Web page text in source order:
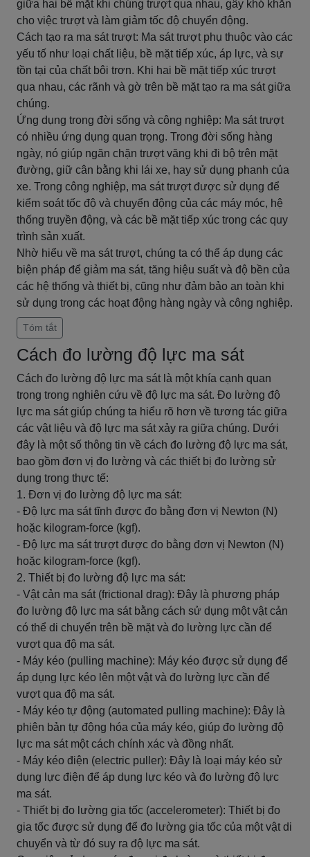
giữa hai bề mặt khi chúng trượt qua nhau, gây khó khăn
cho việc trượt và làm giảm tốc độ chuyển động.
Cách tạo ra ma sát trượt: Ma sát trượt phụ thuộc vào các
yếu tố như loại chất liệu, bề mặt tiếp xúc, áp lực, và sự
tồn tại của chất bôi trơn. Khi hai bề mặt tiếp xúc trượt
qua nhau, các rãnh và gờ trên bề mặt tạo ra ma sát giữa
chúng.
Ứng dụng trong đời sống và công nghiệp: Ma sát trượt
có nhiều ứng dụng quan trọng. Trong đời sống hàng
ngày, nó giúp ngăn chặn trượt văng khi đi bộ trên mặt
đường, giữ cân bằng khi lái xe, hay sử dụng phanh của
xe. Trong công nghiệp, ma sát trượt được sử dụng để
kiểm soát tốc độ và chuyển động của các máy móc, hệ
thống truyền động, và các bề mặt tiếp xúc trong các quy
trình sản xuất.
Nhờ hiểu về ma sát trượt, chúng ta có thể áp dụng các
biện pháp để giảm ma sát, tăng hiệu suất và độ bền của
các hệ thống và thiết bị, cũng như đảm bảo an toàn khi
sử dụng trong các hoạt động hàng ngày và công nghiệp.
Tóm tắt
Cách đo lường độ lực ma sát
Cách đo lường độ lực ma sát là một khía cạnh quan
trọng trong nghiên cứu về độ lực ma sát. Đo lường độ
lực ma sát giúp chúng ta hiểu rõ hơn về tương tác giữa
các vật liệu và độ lực ma sát xảy ra giữa chúng. Dưới
đây là một số thông tin về cách đo lường độ lực ma sát,
bao gồm đơn vị đo lường và các thiết bị đo lường sử
dụng trong thực tế:
1. Đơn vị đo lường độ lực ma sát:
- Độ lực ma sát tĩnh được đo bằng đơn vị Newton (N)
hoặc kilogram-force (kgf).
- Độ lực ma sát trượt được đo bằng đơn vị Newton (N)
hoặc kilogram-force (kgf).
2. Thiết bị đo lường độ lực ma sát:
- Vật cản ma sát (frictional drag): Đây là phương pháp
đo lường độ lực ma sát bằng cách sử dụng một vật cản
có thể di chuyển trên bề mặt và đo lường lực cần để
vượt qua độ ma sát.
- Máy kéo (pulling machine): Máy kéo được sử dụng để
áp dụng lực kéo lên một vật và đo lường lực cần để
vượt qua độ ma sát.
- Máy kéo tự động (automated pulling machine): Đây là
phiên bản tự động hóa của máy kéo, giúp đo lường độ
lực ma sát một cách chính xác và đồng nhất.
- Máy kéo điện (electric puller): Đây là loại máy kéo sử
dụng lực điện để áp dụng lực kéo và đo lường độ lực
ma sát.
- Thiết bị đo lường gia tốc (accelerometer): Thiết bị đo
gia tốc được sử dụng để đo lường gia tốc của một vật di
chuyển và từ đó suy ra độ lực ma sát.